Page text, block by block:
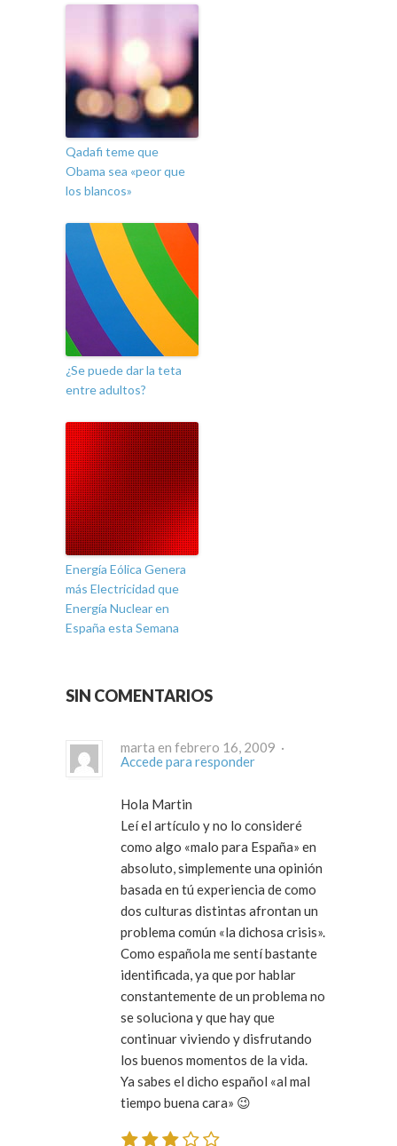
Qadafi teme que
Obama sea «peor que
los blancos»
¿Se puede dar la teta
entre adultos?
Energía Eólica Genera
más Electricidad que
Energía Nuclear en
España esta Semana
SIN COMENTARIOS
marta en febrero 16, 2009 ·
Accede para responder
Hola Martin
Leí el artículo y no lo consideré
como algo «malo para España» en
absoluto, simplemente una opinión
basada en tú experiencia de como
dos culturas distintas afrontan un
problema común «la dichosa crisis».
Como española me sentí bastante
identificada, ya que por hablar
constantemente de un problema no
se soluciona y que hay que
continuar viviendo y disfrutando
los buenos momentos de la vida.
Ya sabes el dicho español «al mal
tiempo buena cara» 😉